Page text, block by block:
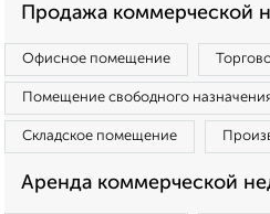
Продажа коммерческой
Офисное помещение
Помещение свободного
Складское помещение
Аренда коммерческой